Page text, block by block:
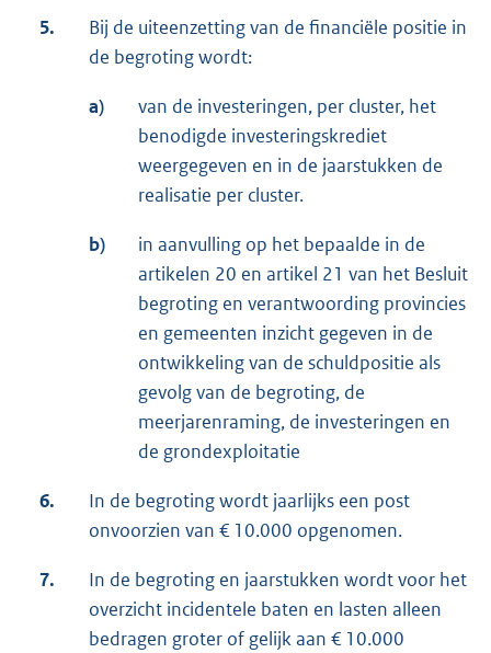
5.
Bij de uiteenzetting van de financiële positie in
de begroting wordt:
a)
van de investeringen, per cluster, het
benodigde investeringskrediet
weergegeven en in de jaarstukken de
realisatie per cluster.
b)
in aanvulling op het bepaalde in de
artikelen 20 en artikel 21 van het Besluit
begroting en verantwoording provincies
en gemeenten inzicht gegeven in de
ontwikkeling van de schuldpositie als
gevolg van de begroting, de
meerjarenraming, de investeringen en
de grondexploitatie
6.
In de begroting wordt jaarlijks een post
onvoorzien van € 10.000 opgenomen.
7.
In de begroting en jaarstukken wordt voor het
overzicht incidentele baten en lasten alleen
bedragen groter of gelijk aan € 10.000